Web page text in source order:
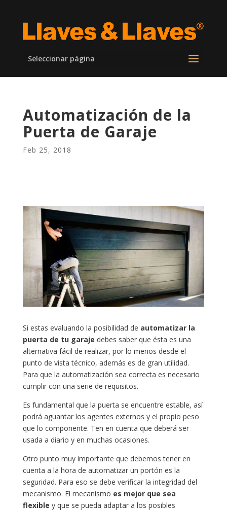
Seleccionar página
Automatización de la
Puerta de Garaje
Feb 25, 2018
Si estas evaluando la posibilidad de automatizar la
puerta de tu garaje debes saber que ésta es una
alternativa fácil de realizar, por lo menos desde el
punto de vista técnico, además es de gran utilidad.
Para que la automatización sea correcta es necesario
cumplir con una serie de requisitos.
Es fundamental que la puerta se encuentre estable, así
podrá aguantar los agentes externos y el propio peso
que lo componente. Ten en cuenta que deberá ser
usada a diario y en muchas ocasiones.
Otro punto muy importante que debemos tener en
cuenta a la hora de automatizar un portón es la
seguridad. Para eso se debe verificar la integridad del
mecanismo. El mecanismo es mejor que sea
flexible y que se pueda adaptar a los posibles